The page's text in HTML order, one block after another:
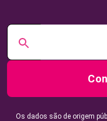
Os dados são de origem